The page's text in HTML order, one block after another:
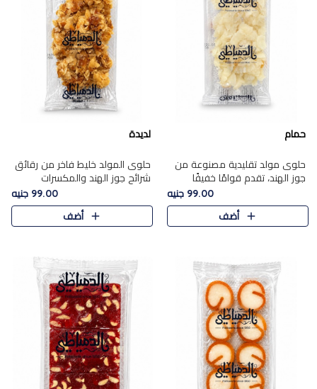
حمام
حلوى مولد تقليدية مصنوعة من
جوز الهند، تقدم قوامًا خفيفًا
ونكهة شرقية أصيلة تجسد روح
الـموسم الأعياد.
99.00 جنيه
أضف
لديدة
حلوى المولد خليط فاخر من رقائق
شرائح جوز الهند والمكسرات
المحمصة، متماسك بشراب حلاوة
الكراميل الخفيفة ليمنحك قرمشة
غنية ومذاقًا شرقيًا أصيلً..
99.00 جنيه
أضف